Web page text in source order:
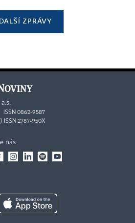
DALŠÍ ZPRÁVY
0862-9587
ISSN 2787-950X
nás